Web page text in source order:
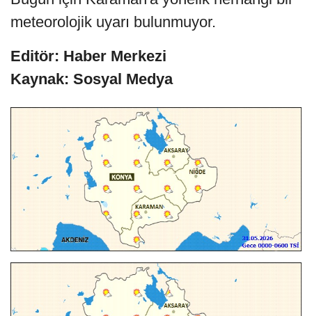
meteorolojik uyarı bulunmuyor.
Editör: Haber Merkezi
Kaynak: Sosyal Medya